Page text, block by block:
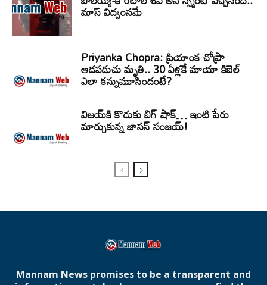
మాస్ విద్వంసమే
Priyanka Chopra: ప్రియాంక చోప్రా
ఆడపడుచు మృతి.. 30 ఏళ్లకే మాయా కిబెల్
ఎలా కన్నుమూసిందంటే?
విజయ్‌కి కొడుకు బిగ్ షాక్… ఇంటి పేరు
మార్చుకున్న జాసన్ సంజయ్!
Mannam News promises to be a transparent and